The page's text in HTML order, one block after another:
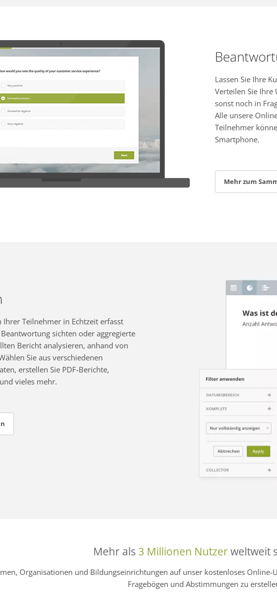
Lassen Sie Ihre
Verteilen Sie Ihre
sonst noch in
Alle unsere
Teilnehmer
Smartphone.
Mehr zum
Teilnehmer in Echtzeit erfasst
sichten oder aggregierte
Bericht analysieren, anhand von
Sie aus verschiedenen
erstellen Sie PDF-Berichte,
vieles mehr.
Mehr als 3 Millionen Nutzerweltweit
Organisationen und Bildungseinrichtungen auf unser kostenloses
Fragebögen und Abstimmungen zu